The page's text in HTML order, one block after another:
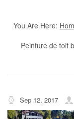
You Are Here:
Peinture de toit
Sep 12, 2017